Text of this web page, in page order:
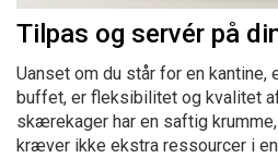
Tilpas og servér på
Uanset om du står for en kantine,
buffet, er fleksibilitet og kvalitet
skærekager har en saftig
kræver ikke ekstra ressourcer i